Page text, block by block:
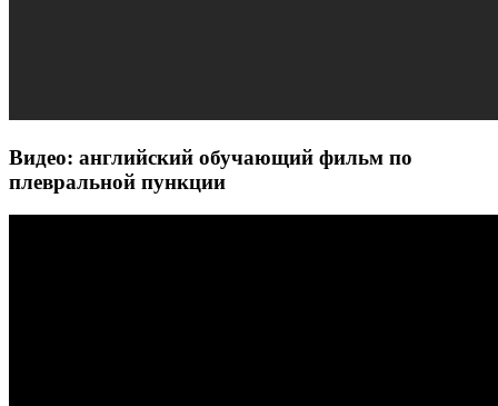
Видео: английский обучающий фильм по
плевральной пункции